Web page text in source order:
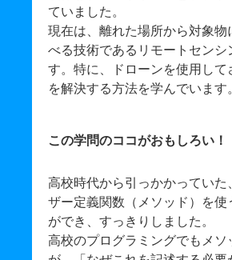
ていました。
現在は、離れた場所から対象物
べる技術であるリモートセンシ
す。特に、ドローンを使用して
を解決する方法を学んでいます
この学問のココがおもしろい！
高校時代から引っかかっていた
ザー定義関数（メソッド）を使
ができ、すっきりしました。
高校のプログラミングでもメソ